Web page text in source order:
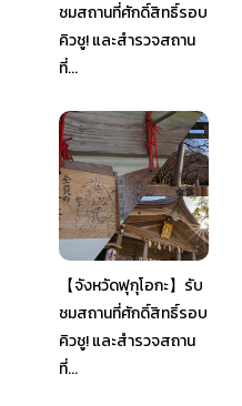
ชมสถานที่ศักดิ์สิทธิ์รอบ
คิวชู! และสำรวจสถาน
ที่...
【จังหวัดฟุกุโอกะ】รับ
ชมสถานที่ศักดิ์สิทธิ์รอบ
คิวชู! และสำรวจสถาน
ที่...